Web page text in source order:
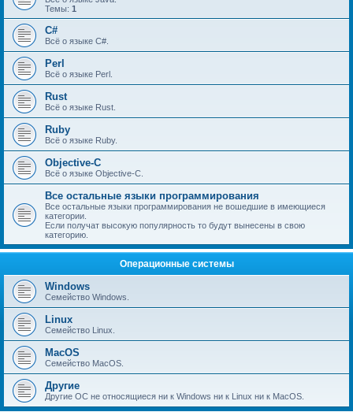
Темы: 1
C#
Всё о языке C#.
Perl
Всё о языке Perl.
Rust
Всё о языке Rust.
Ruby
Всё о языке Ruby.
Objective-C
Всё о языке Objective-C.
Все остальные языки программирования
Все остальные языки программирования не вошедшие в имеющиеся
категории.
Если получат высокую популярность то будут вынесены в свою
категорию.
Операционные системы
Windows
Семейство Windows.
Linux
Семейство Linux.
MacOS
Семейство MacOS.
Другие
Другие ОС не относящиеся ни к Windows ни к Linux ни к MacOS.